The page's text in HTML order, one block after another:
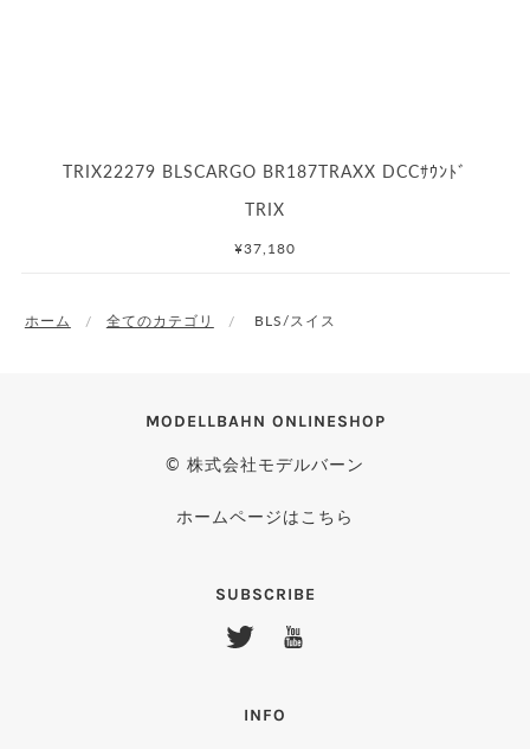
TRIX22279 BLSCARGO BR187TRAXX DCCｻｳﾝﾄﾞ
TRIX
¥37,180
ホーム 全てのカテゴリ BLS/スイス
MODELLBAHN ONLINESHOP
© 株式会社モデルバーン
ホームページはこちら
SUBSCRIBE
INFO